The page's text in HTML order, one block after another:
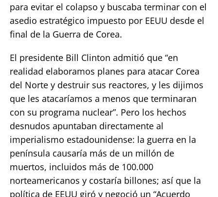
para evitar el colapso y buscaba terminar con el
asedio estratégico impuesto por EEUU desde el
final de la Guerra de Corea.
El presidente Bill Clinton admitió que “en
realidad elaboramos planes para atacar Corea
del Norte y destruir sus reactores, y les dijimos
que les atacaríamos a menos que terminaran
con su programa nuclear”. Pero los hechos
desnudos apuntaban directamente al
imperialismo estadounidense: la guerra en la
península causaría más de un millón de
muertos, incluidos más de 100.000
norteamericanos y costaría billones; así que la
política de EEUU giró y negoció un “Acuerdo